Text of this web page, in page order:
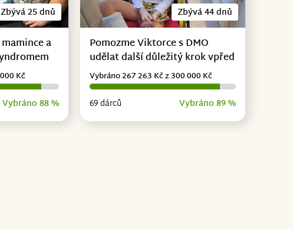
Zbývá 25 dnů
a
Vybráno 88 %
Kč
Zbývá 44 dnů
Pomozme Viktorce s DMO
udělat další důležitý krok vpřed
69 dárců Vybráno 89 %
Vybráno 267 263 Kč z 300 000 Kč